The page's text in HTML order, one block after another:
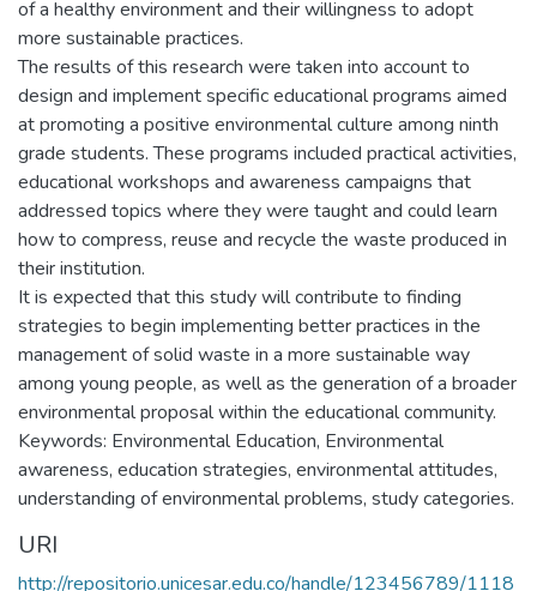
of a healthy environment and their willingness to adopt
more sustainable practices.
The results of this research were taken into account to
design and implement specific educational programs aimed
at promoting a positive environmental culture among ninth
grade students. These programs included practical activities,
educational workshops and awareness campaigns that
addressed topics where they were taught and could learn
how to compress, reuse and recycle the waste produced in
their institution.
It is expected that this study will contribute to finding
strategies to begin implementing better practices in the
management of solid waste in a more sustainable way
among young people, as well as the generation of a broader
environmental proposal within the educational community.
Keywords: Environmental Education, Environmental
awareness, education strategies, environmental attitudes,
understanding of environmental problems, study categories.
URI
http://repositorio.unicesar.edu.co/handle/123456789/1118